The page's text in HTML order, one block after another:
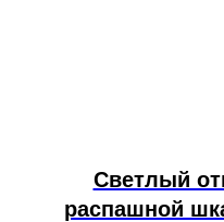
Светлый
распашной